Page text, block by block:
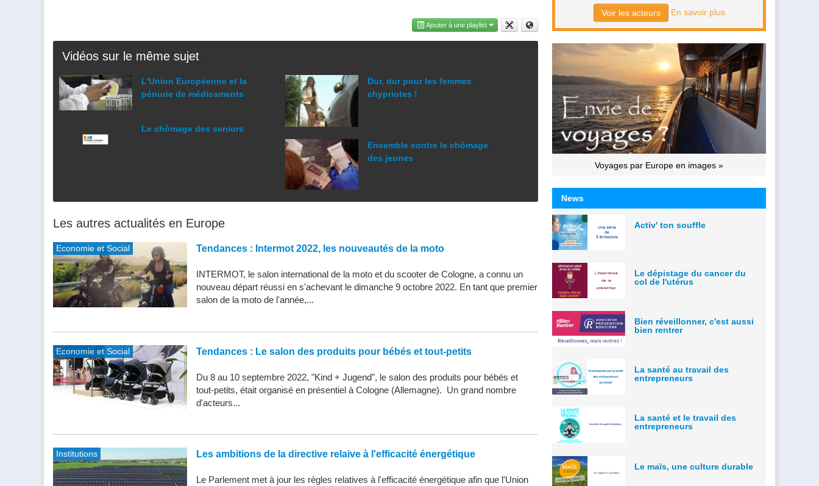
Ajouter à une playlist
Vidéos sur le même sujet
L'Union Européenne et la
pénurie de médicaments
Le chômage des seniors
Dur, dur pour les femmes
chypriotes !
Ensemble contre le chômage
des jeunes
Les autres actualités en Europe
Economie et Social Tendances : Intermot 2022, les nouveautés de la moto
INTERMOT, le salon international de la moto et du scooter de Cologne, a connu un
nouveau départ réussi en s'achevant le dimanche 9 octobre 2022. En tant que premier
salon de la moto de l'année,...
Economie et Social Tendances : Le salon des produits pour bébés et tout-petits
Du 8 au 10 septembre 2022, "Kind + Jugend", le salon des produits pour bébés et
tout-petits, était organisé en présentiel à Cologne (Allemagne). Un grand nombre
d'acteurs...
Institutions Les ambitions de la directive relaive à l'efficacité énergétique
Le Parlement met à jour les règles relatives à l'efficacité énergétique afin que l'Union
Voir les acteurs En savoir plus
Voyages par Europe en images »
News
Activ' ton souffle
Le dépistage du cancer du
col de l'utérus
Bien réveillonner, c'est aussi
bien rentrer
La santé au travail des
entrepreneurs
La santé et le travail des
entrepreneurs
Le maïs, une culture durable